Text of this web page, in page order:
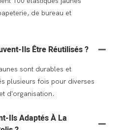
de bureau et
Ils Être Réutilisés ?
sont durables et
plusieurs fois pour diverses
d'organisation.
Ils Adaptés À La